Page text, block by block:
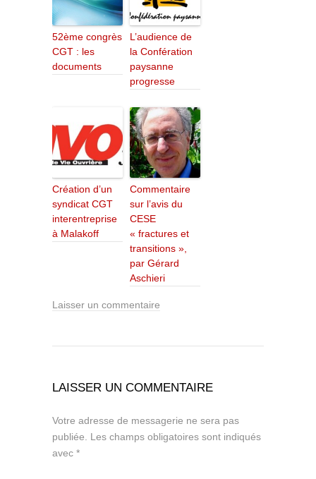
52ème congrès
CGT : les
documents
L’audience de
la Confération
paysanne
progresse
Création d’un
syndicat CGT
interentreprise
à Malakoff
Commentaire
sur l’avis du
CESE
« fractures et
transitions »,
par Gérard
Aschieri
Laisser un commentaire
LAISSER UN COMMENTAIRE
Votre adresse de messagerie ne sera pas
publiée. Les champs obligatoires sont indiqués
avec *